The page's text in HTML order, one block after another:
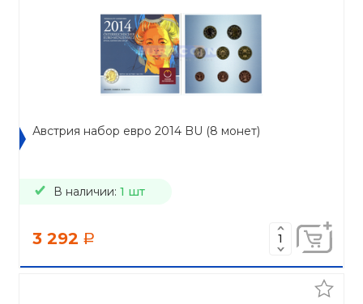
Австрия набор евро 2014 BU (8 монет)
В наличии: 1 шт
3 292 a